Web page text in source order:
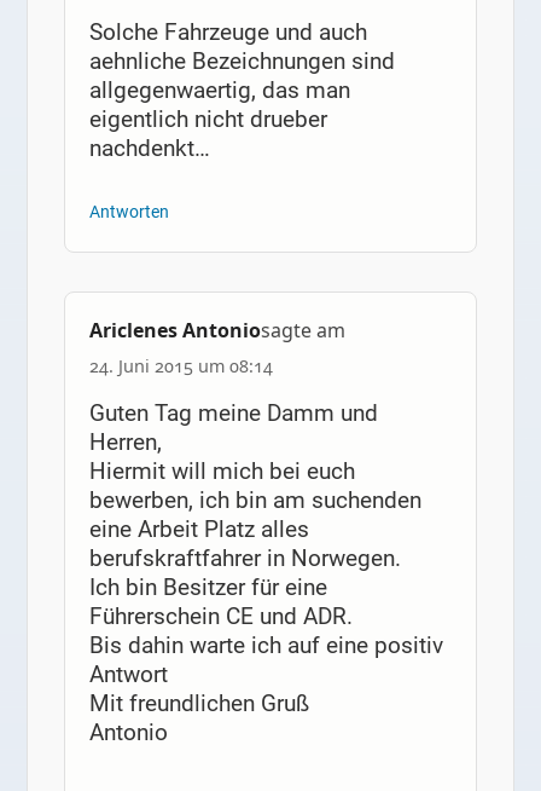
Solche Fahrzeuge und auch
aehnliche Bezeichnungen sind
allgegenwaertig, das man
eigentlich nicht drueber
nachdenkt…
Antworten
Ariclenes Antoniosagte am
24. Juni 2015 um 08:14
Guten Tag meine Damm und
Herren,
Hiermit will mich bei euch
bewerben, ich bin am suchenden
eine Arbeit Platz alles
berufskraftfahrer in Norwegen.
Ich bin Besitzer für eine
Führerschein CE und ADR.
Bis dahin warte ich auf eine positiv
Antwort
Mit freundlichen Gruß
Antonio